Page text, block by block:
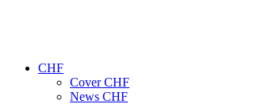
CHF
Cover CHF
News CHF